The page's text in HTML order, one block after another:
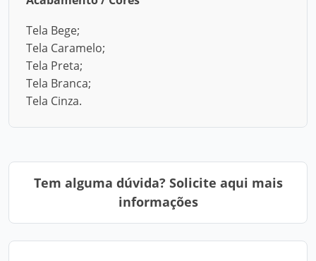
Tela Bege;
Tela Caramelo;
Tela Preta;
Tela Branca;
Tela Cinza.
Tem alguma dúvida? Solicite aqui mais
informações